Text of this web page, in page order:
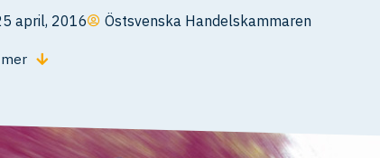
april, 2016 Östsvenska Handelskammaren
mer